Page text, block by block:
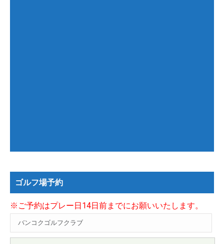
ゴルフ場予約
※ご予約はプレー日14日前までにお願いいたします。